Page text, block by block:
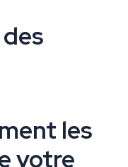
les
votre